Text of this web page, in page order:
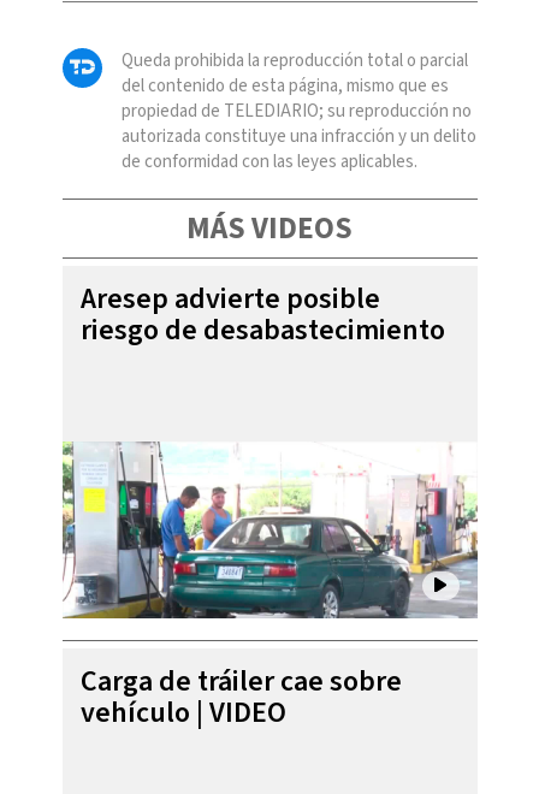
Queda prohibida la reproducción total o parcial
del contenido de esta página, mismo que es
propiedad de TELEDIARIO; su reproducción no
autorizada constituye una infracción y un delito
de conformidad con las leyes aplicables.
MÁS VIDEOS
Aresep advierte posible
riesgo de desabastecimiento
Carga de tráiler cae sobre
vehículo | VIDEO